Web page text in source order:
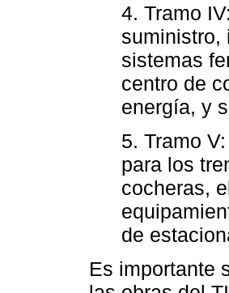
4. Tramo
suministro,
sistemas
centro de
energía, y
5. Tramo
para los
cocheras,
de
Es importante